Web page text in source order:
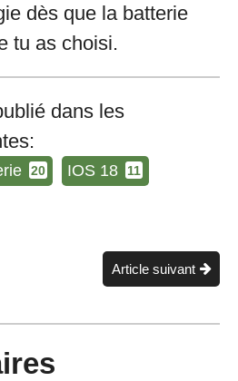
dès que la batterie
tu as choisi.
dans les
20 IOS 18 11
Article suivant